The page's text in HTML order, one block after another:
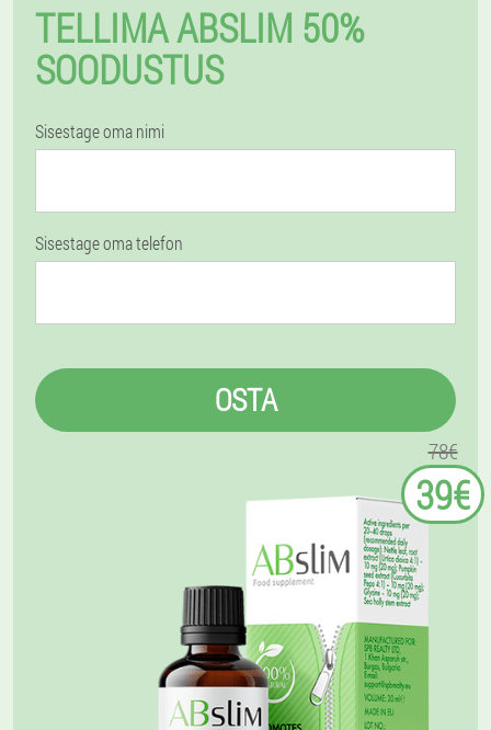
TELLIMA ABSLIM 50%
SOODUSTUS
Sisestage oma nimi
Sisestage oma telefon
OSTA
78€
39€